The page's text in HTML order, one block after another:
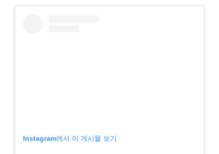
Instagram에서 이 게시물 보기